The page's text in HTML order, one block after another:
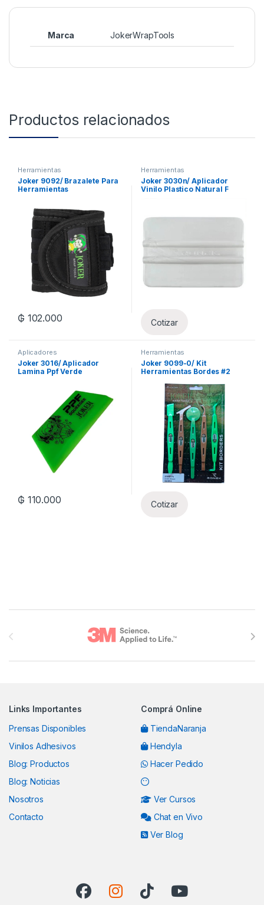
Marca JokerWrapTools
Productos relacionados
Herramientas
Joker 9092/ Brazalete Para
Herramientas
₲ 102.000
Herramientas
Joker 3030n/ Aplicador
Vinilo Plastico Natural F
Cotizar
Aplicadores
Joker 3016/ Aplicador
Lamina Ppf Verde
₲ 110.000
Herramientas
Joker 9099-0/ Kit
Herramientas Bordes #2
Cotizar
Links Importantes
Prensas Disponibles
Vinilos Adhesivos
Blog: Productos
Blog: Noticias
Nosotros
Contacto
Comprá Online
TiendaNaranja
Hendyla
Hacer Pedido
Ver Cursos
Chat en Vivo
Ver Blog